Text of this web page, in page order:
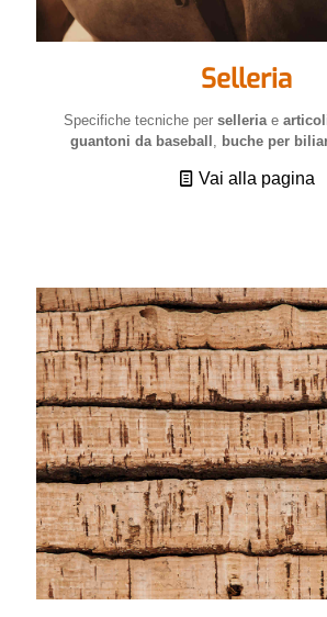
Selleria
Specifiche tecniche per selleriae
guantoni da baseball , buche per
Vai alla pagina